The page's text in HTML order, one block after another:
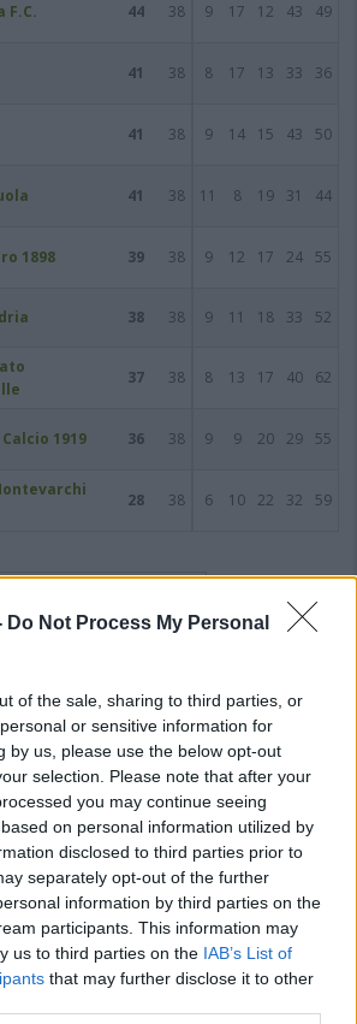
Do Not Process My Personal
of the sale, sharing to third parties, or
or sensitive information for
by us, please use the below opt-out
selection. Please note that after your
you may continue seeing
on personal information utilized by
disclosed to third parties prior to
separately opt-out of the further
information by third parties on the
participants. This information may
us to third parties on the IAB’s List of
that may further disclose it to other
F.C. 44 38 9 17 12 43 49
41 38 8 17 13 33 36
41 38 9 14 15 43 50
41 38 11 8 19 31 44
1898 39 38 9 12 17 24 55
38 38 9 11 18 33 52
37 38 8 13 17 40 62
1919 36 38 9 9 20 29 55
28 38 6 10 22 32 59